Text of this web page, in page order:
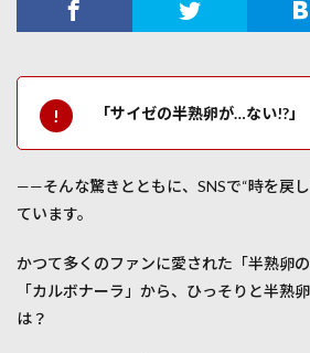
「サイゼの半熟卵が…ない!?」
——そんな驚きとともに、SNSで“時を戻
ています。
かつて多くのファンに愛された「半熟卵
「カルボナーラ」から、ひっそりと半熟
は？